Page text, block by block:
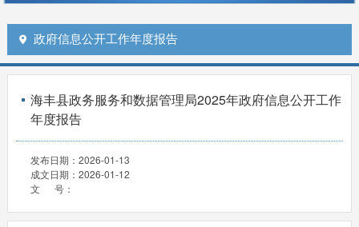
 政府信息公开工作年度报告
海丰县政务服务和数据管理局2025年政府信息公开工作
年度报告
发布日期： 2026-01-13
成文日期： 2026-01-12
文 号：